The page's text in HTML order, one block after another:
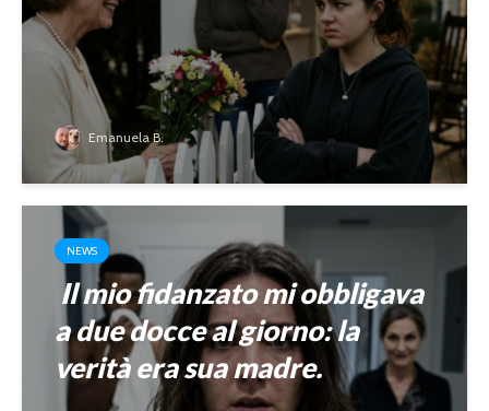
Emanuela B.
NEWS
Il mio fidanzato mi obbligava
a due docce al giorno: la
verità era sua madre.